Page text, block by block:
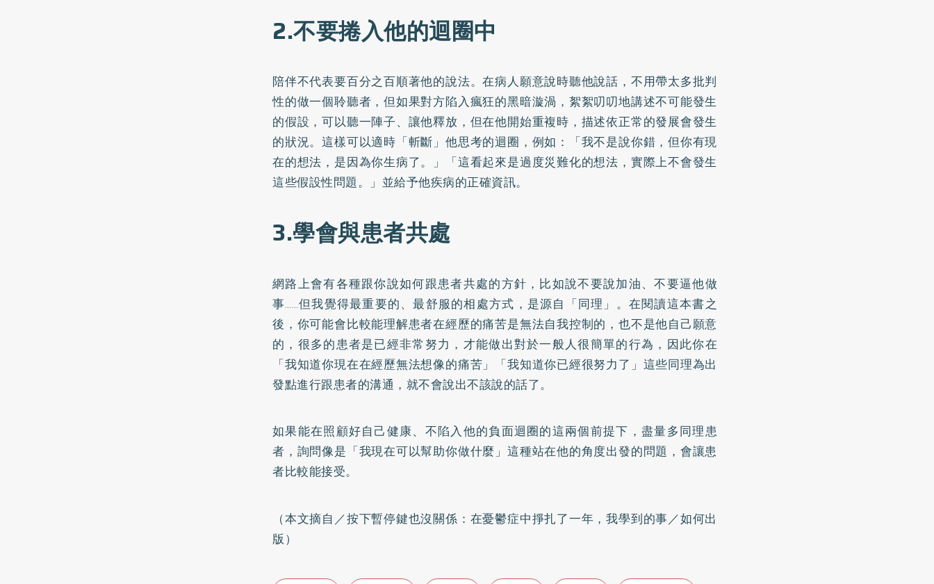
2.不要捲入他的迴圈中
陪伴不代表要百分之百順著他的說法。在病人願意說時聽他說話，不用帶太多批判
性的做一個聆聽者，但如果對方陷入瘋狂的黑暗漩渦，絮絮叨叨地講述不可能發生
的假設，可以聽一陣子、讓他釋放，但在他開始重複時，描述依正常的發展會發生
的狀況。這樣可以適時「斬斷」他思考的迴圈，例如：「我不是說你錯，但你有現
在的想法，是因為你生病了。」「這看起來是過度災難化的想法，實際上不會發生
這些假設性問題。」並給予他疾病的正確資訊。
3.學會與患者共處
網路上會有各種跟你說如何跟患者共處的方針，比如說不要說加油、不要逼他做
事……但我覺得最重要的、最舒服的相處方式，是源自「同理」。在閱讀這本書之
後，你可能會比較能理解患者在經歷的痛苦是無法自我控制的，也不是他自己願意
的，很多的患者是已經非常努力，才能做出對於一般人很簡單的行為，因此你在
「我知道你現在在經歷無法想像的痛苦」「我知道你已經很努力了」這些同理為出
發點進行跟患者的溝通，就不會說出不該說的話了。
如果能在照顧好自己健康、不陷入他的負面迴圈的這兩個前提下，盡量多同理患
者，詢問像是「我現在可以幫助你做什麼」這種站在他的角度出發的問題，會讓患
者比較能接受。
（本文摘自／按下暫停鍵也沒關係：在憂鬱症中掙扎了一年，我學到的事／如何出
版）